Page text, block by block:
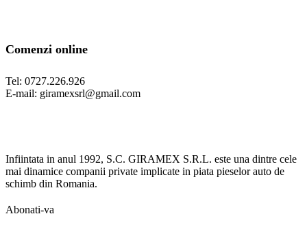
Comenzi online
Tel: 0727.226.926
E-mail: giramexsrl@gmail.com
Infiintata in anul 1992, S.C. GIRAMEX S.R.L. este una dintre cele
mai dinamice companii private implicate in piata pieselor auto de
schimb din Romania.
Abonati-va